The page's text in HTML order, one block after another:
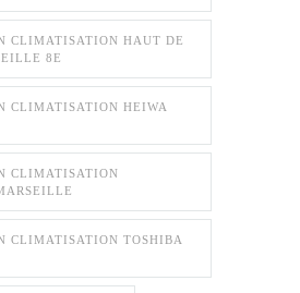
CLIMATISATION HAUT DE
8E
CLIMATISATION HEIWA
CLIMATISATION
CLIMATISATION TOSHIBA